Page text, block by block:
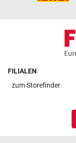
FILIALEN
zumStorefinder